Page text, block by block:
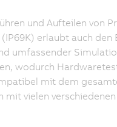
und Aufteilen von
erlaubt auch den
umfassender
wodurch
mit dem
vielen